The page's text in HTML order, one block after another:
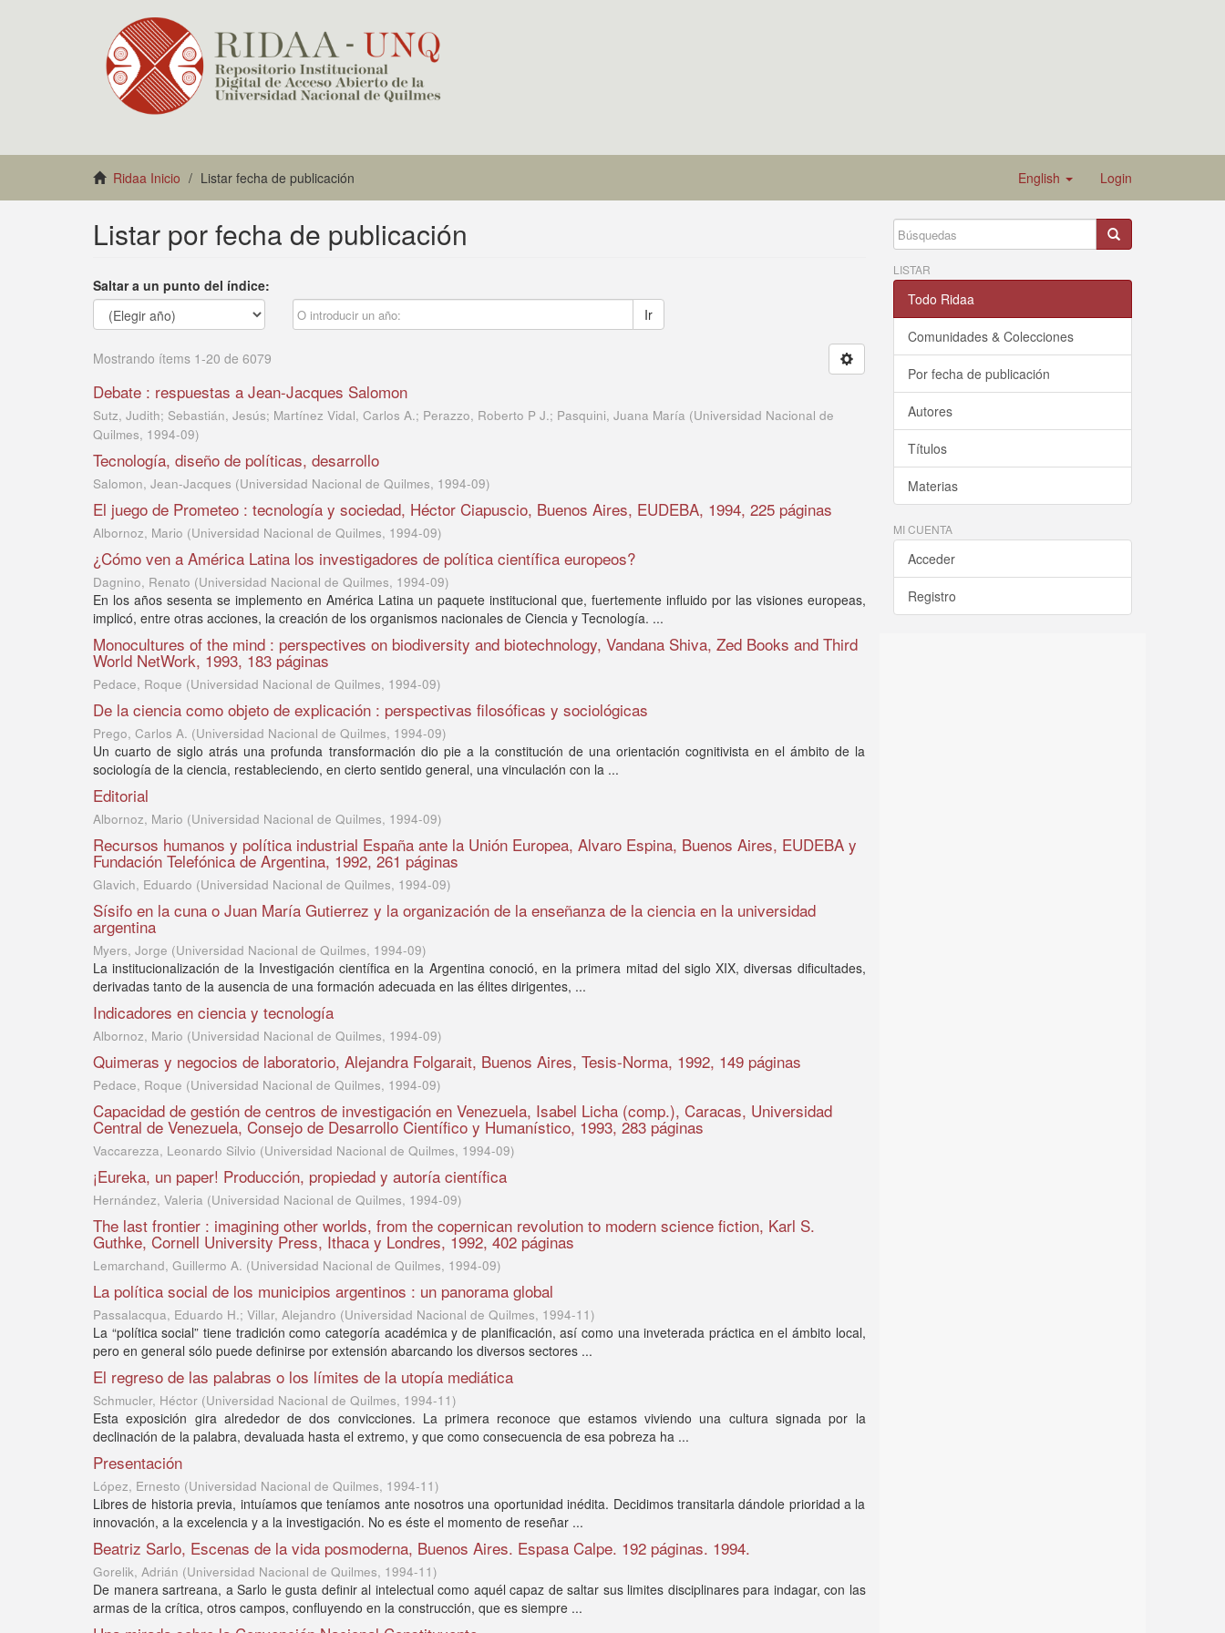
Ridaa Inicio Listar fecha de publicación English Login
Listar por fecha de publicación
Saltar a un punto del índice:
Ir
Mostrando ítems 1-20 de 6079
Debate : respuestas a Jean-Jacques Salomon
Sutz, Judith; Sebastián, Jesús; Martínez Vidal, Carlos A.; Perazzo, Roberto P J.; Pasquini, Juana María (Universidad Nacional de
Quilmes, 1994-09)
Tecnología, diseño de políticas, desarrollo
Salomon, Jean-Jacques (Universidad Nacional de Quilmes, 1994-09)
El juego de Prometeo : tecnología y sociedad, Héctor Ciapuscio, Bue­nos Aires, EUDEBA, 1994, 225 páginas
Albornoz, Mario (Universidad Nacional de Quilmes, 1994-09)
¿Cómo ven a América Latina los investigadores de política científica europeos?
Dagnino, Renato (Universidad Nacional de Quilmes, 1994-09)
En los años sesenta se implemento en América Latina un paquete institucional que, fuertemente influido por las visiones europeas,
implicó, entre otras acciones, la creación de los organismos nacionales de Ciencia y Tecnología. ...
Monocultures of the mind : perspectives on biodiversity and biotechnology, Vandana Shiva, Zed Books and Third
World NetWork, 1993, 183 páginas
Pedace, Roque (Universidad Nacional de Quilmes, 1994-09)
De la ciencia como objeto de explicación : perspectivas filosóficas y sociológicas
Prego, Carlos A. (Universidad Nacional de Quilmes, 1994-09)
Un cuarto de siglo atrás una profunda transformación dio pie a la constitución de una orientación cognitivista en el ámbito de la
sociología de la ciencia, restableciendo, en cierto sentido general, una vinculación con la ...
Editorial
Albornoz, Mario (Universidad Nacional de Quilmes, 1994-09)
Recursos humanos y política industrial España ante la Unión Europea, Alvaro Espina, Buenos Aires, EUDEBA y
Fundación Telefónica de Argentina, 1992, 261 páginas
Glavich, Eduardo (Universidad Nacional de Quilmes, 1994-09)
Sísifo en la cuna o Juan María Gutierrez y la organización de la enseñanza de la ciencia en la universidad
argentina
Myers, Jorge (Universidad Nacional de Quilmes, 1994-09)
La institucionalización de la Investigación científica en la Argentina conoció, en la primera mitad del siglo XIX, diversas dificultades,
derivadas tanto de la ausencia de una formación adecuada en las élites dirigentes, ...
Indicadores en ciencia y tecnología
Albornoz, Mario (Universidad Nacional de Quilmes, 1994-09)
Quimeras y negocios de laboratorio, Alejandra Folgarait, Buenos Aires, Tesis-Norma, 1992, 149 páginas
Pedace, Roque (Universidad Nacional de Quilmes, 1994-09)
Capacidad de gestión de centros de investigación en Venezuela, Isabel Licha (comp.), Caracas, Universidad
Central de Venezuela, Consejo de Desarrollo Científico y Humanístico, 1993, 283 páginas
Vaccarezza, Leonardo Silvio (Universidad Nacional de Quilmes, 1994-09)
¡Eureka, un paper! Producción, propiedad y autoría científica
Hernández, Valeria (Universidad Nacional de Quilmes, 1994-09)
The last frontier : imagining other worlds, from the copernican revolution to modern science fiction, Karl S.
Guthke, Cornell University Press, Ithaca y Londres, 1992, 402 páginas
Lemarchand, Guillermo A. (Universidad Nacional de Quilmes, 1994-09)
La política social de los municipios argentinos : un panorama global
Passalacqua, Eduardo H.; Villar, Alejandro (Universidad Nacional de Quilmes, 1994-11)
La “política social” tiene tradición como categoría académica y de planificación, así como una inveterada práctica en el ámbito local,
pero en general sólo puede definirse por extensión abarcando los diversos sectores ...
El regreso de las palabras o los límites de la utopía mediática
Schmucler, Héctor (Universidad Nacional de Quilmes, 1994-11)
Esta exposición gira alrededor de dos convicciones. La primera reconoce que estamos viviendo una cultura signada por la
declinación de la palabra, devaluada hasta el extremo, y que como consecuencia de esa pobreza ha ...
Presentación
López, Ernesto (Universidad Nacional de Quilmes, 1994-11)
Libres de historia previa, intuíamos que teníamos ante nosotros una oportunidad inédita. Decidimos transitarla dándole prioridad a la
innovación, a la excelencia y a la investigación. No es éste el momento de reseñar ...
Beatriz Sarlo, Escenas de la vida posmoderna, Buenos Aires. Espasa Calpe. 192 páginas. 1994.
Gorelik, Adrián (Universidad Nacional de Quilmes, 1994-11)
De manera sartreana, a Sarlo le gusta definir al intelectual como aquél capaz de saltar sus limites disciplinares para indagar, con las
armas de la crítica, otros campos, confluyendo en la construcción, que es siempre ...
LISTAR
Todo Ridaa
Comunidades & Colecciones
Por fecha de publicación
Autores
Títulos
Materias
MI CUENTA
Acceder
Registro